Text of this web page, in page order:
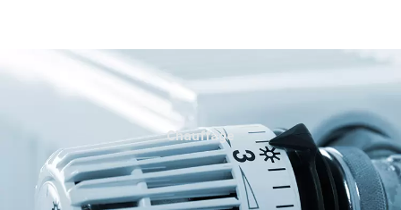
Chauffage